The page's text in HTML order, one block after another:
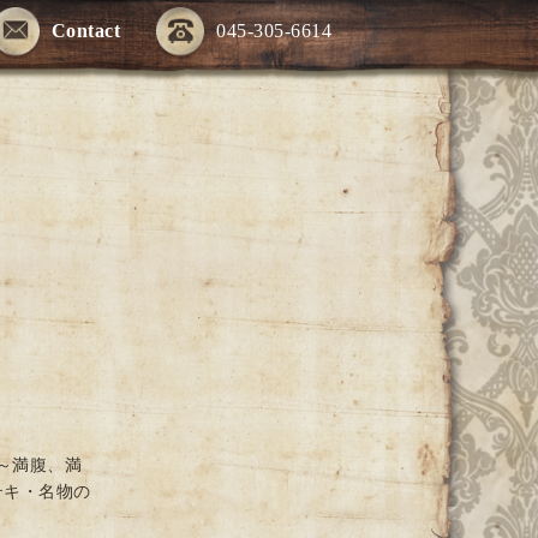
045-305-6614
Contact
満腹、満
・名物の